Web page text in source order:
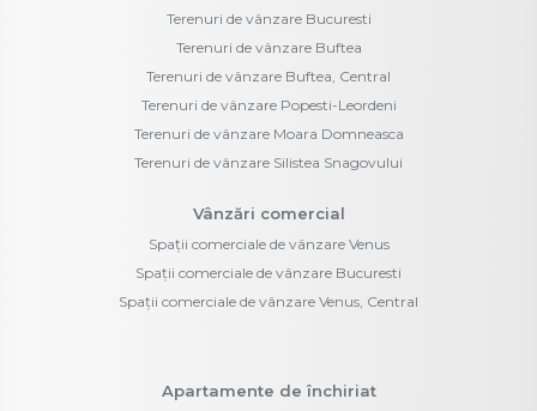
Terenuri de vânzare Bucuresti
Terenuri de vânzare Buftea
Terenuri de vânzare Buftea, Central
Terenuri de vânzare Popesti-Leordeni
Terenuri de vânzare Moara Domneasca
Terenuri de vânzare Silistea Snagovului
Vânzări comercial
Spații comerciale de vânzare Venus
Spații comerciale de vânzare Bucuresti
Spații comerciale de vânzare Venus, Central
Apartamente de închiriat